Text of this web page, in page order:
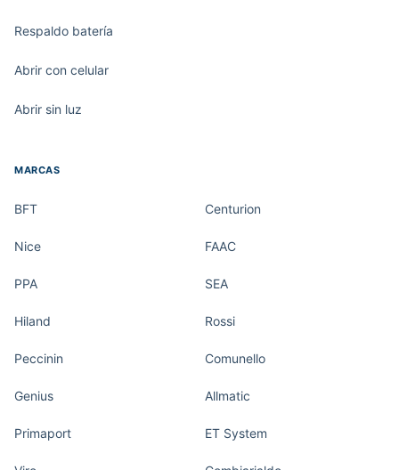
Respaldo batería
Abrir con celular
Abrir sin luz
MARCAS
BFT Centurion
Nice FAAC
PPA SEA
Hiland Rossi
Peccinin Comunello
Genius Allmatic
Primaport ET System